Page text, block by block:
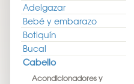
Adelgazar
Bebé y embarazo
Botiquín
Bucal
Cabello
Acondicionadores y